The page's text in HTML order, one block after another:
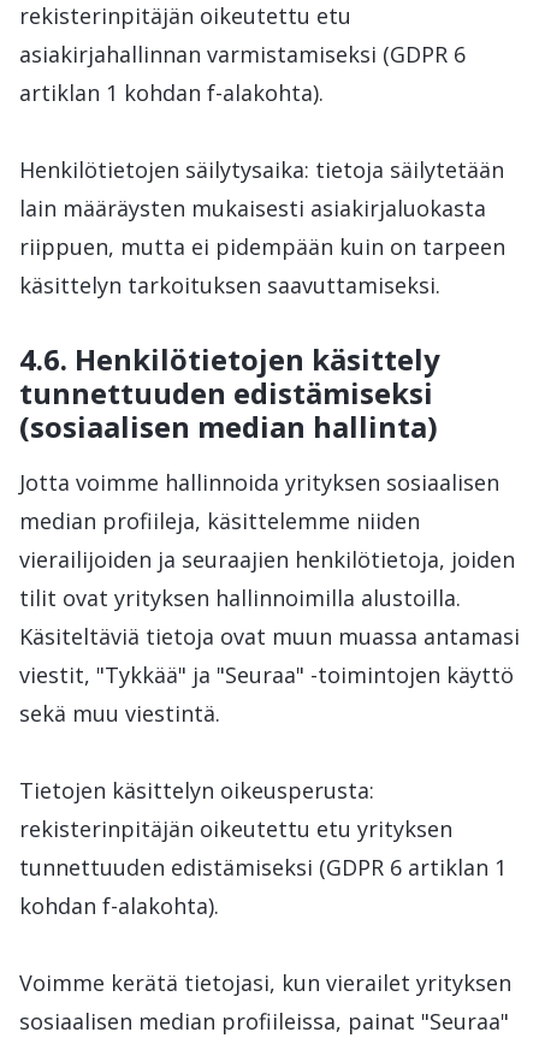
rekisterinpitäjän oikeutettu etu
asiakirjahallinnan varmistamiseksi (GDPR 6
artiklan 1 kohdan f-alakohta).
Henkilötietojen säilytysaika: tietoja säilytetään
lain määräysten mukaisesti asiakirjaluokasta
riippuen, mutta ei pidempään kuin on tarpeen
käsittelyn tarkoituksen saavuttamiseksi.
4.6. Henkilötietojen käsittely
tunnettuuden edistämiseksi
(sosiaalisen median hallinta)
Jotta voimme hallinnoida yrityksen sosiaalisen
median profiileja, käsittelemme niiden
vierailijoiden ja seuraajien henkilötietoja, joiden
tilit ovat yrityksen hallinnoimilla alustoilla.
Käsiteltäviä tietoja ovat muun muassa antamasi
viestit, "Tykkää" ja "Seuraa" -toimintojen käyttö
sekä muu viestintä.
Tietojen käsittelyn oikeusperusta:
rekisterinpitäjän oikeutettu etu yrityksen
tunnettuuden edistämiseksi (GDPR 6 artiklan 1
kohdan f-alakohta).
Voimme kerätä tietojasi, kun vierailet yrityksen
sosiaalisen median profiileissa, painat "Seuraa"